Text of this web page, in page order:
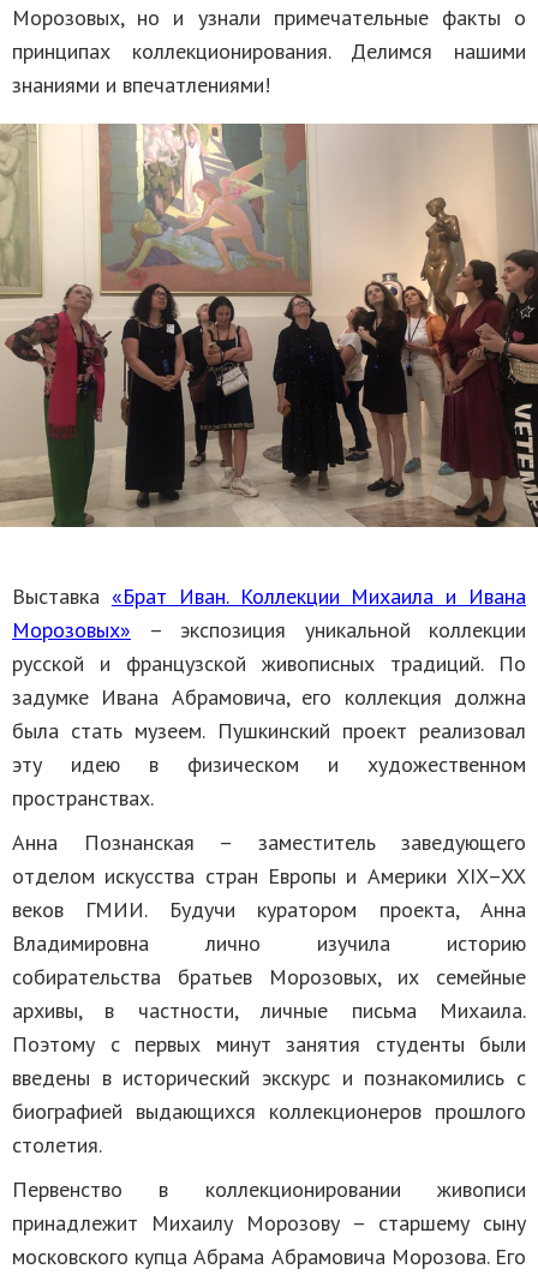
Морозовых, но и узнали примечательные факты о
принципах коллекционирования. Делимся нашими
знаниями и впечатлениями!
Выставка «Брат Иван. Коллекции Михаила и Ивана
Морозовых» – экспозиция уникальной коллекции
русской и французской живописных традиций. По
задумке Ивана Абрамовича, его коллекция должна
была стать музеем. Пушкинский проект реализовал
эту идею в физическом и художественном
пространствах.
Анна Познанская – заместитель заведующего
отделом искусства стран Европы и Америки XIX–XX
веков ГМИИ. Будучи куратором проекта, Анна
Владимировна лично изучила историю
собирательства братьев Морозовых, их семейные
архивы, в частности, личные письма Михаила.
Поэтому с первых минут занятия студенты были
введены в исторический экскурс и познакомились с
биографией выдающихся коллекционеров прошлого
столетия.
Первенство в коллекционировании живописи
принадлежит Михаилу Морозову – старшему сыну
московского купца Абрама Абрамовича Морозова. Его